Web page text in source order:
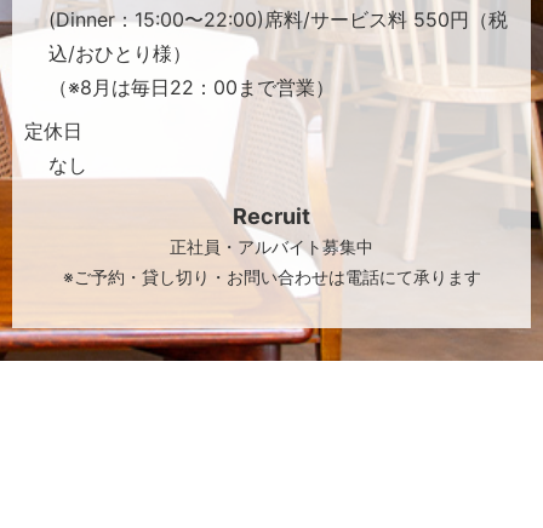
(Dinner：15:00〜22:00)席料/サービス料 550円（税
込/おひとり様）
（※8月は毎日22：00まで営業）
定休日
なし
Recruit
正社員・アルバイト募集中
※ご予約・貸し切り・お問い合わせは電話にて承ります